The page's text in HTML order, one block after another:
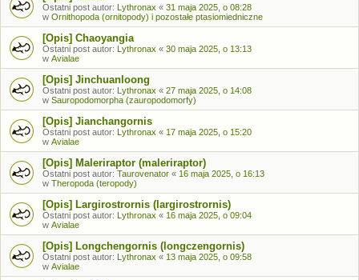
Ostatni post autor: Lythronax « 31 maja 2025, o 08:28
w Ornithopoda (ornitopody) i pozostałe ptasiomiedniczne
[Opis] Chaoyangia
Ostatni post autor: Lythronax « 30 maja 2025, o 13:13
w Avialae
[Opis] Jinchuanloong
Ostatni post autor: Lythronax « 27 maja 2025, o 14:08
w Sauropodomorpha (zauropodomorfy)
[Opis] Jianchangornis
Ostatni post autor: Lythronax « 17 maja 2025, o 15:20
w Avialae
[Opis] Maleriraptor (maleriraptor)
Ostatni post autor: Taurovenator « 16 maja 2025, o 16:13
w Theropoda (teropody)
[Opis] Largirostrornis (largirostrornis)
Ostatni post autor: Lythronax « 16 maja 2025, o 09:04
w Avialae
[Opis] Longchengornis (longczengornis)
Ostatni post autor: Lythronax « 13 maja 2025, o 09:58
w Avialae